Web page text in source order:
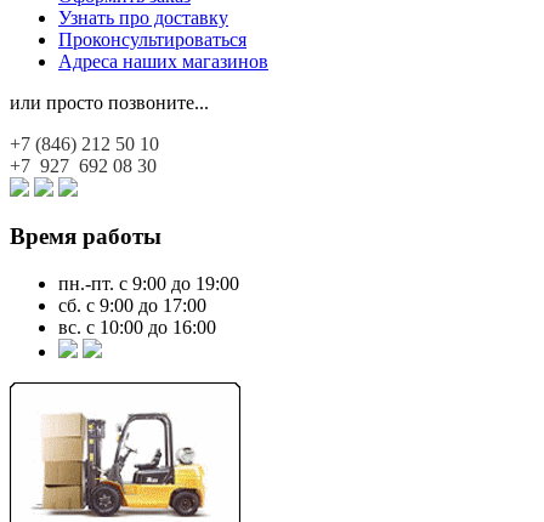
Узнать про доставку
Проконсультироваться
Адреса наших магазинов
или просто позвоните...
+7 (846) 212 50 10
+7 927 692 08 30
Время работы
пн.-пт. с 9:00 до 19:00
сб. с 9:00 до 17:00
вс. с 10:00 до 16:00